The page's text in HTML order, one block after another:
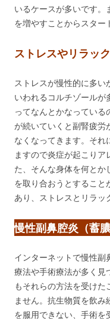
いるケースが多いです
を増やすことからスター
ストレスやリラッ
ストレスが慢性的に多い
いわれるコルチゾールが
ってなんとかなってい
が続いていくと副腎疲労
なくなってきます。それ
ますので炎症が起こりア
た、そんな身体を何とか
を取り合おうとすること
あり、ストレスとリラッ
慢性副鼻腔炎（蓄
インターネットで慢性副
療法や手術療法が多く見
もそれらの方法を受け
ません。抗生物質を飲
を服用できない、手術